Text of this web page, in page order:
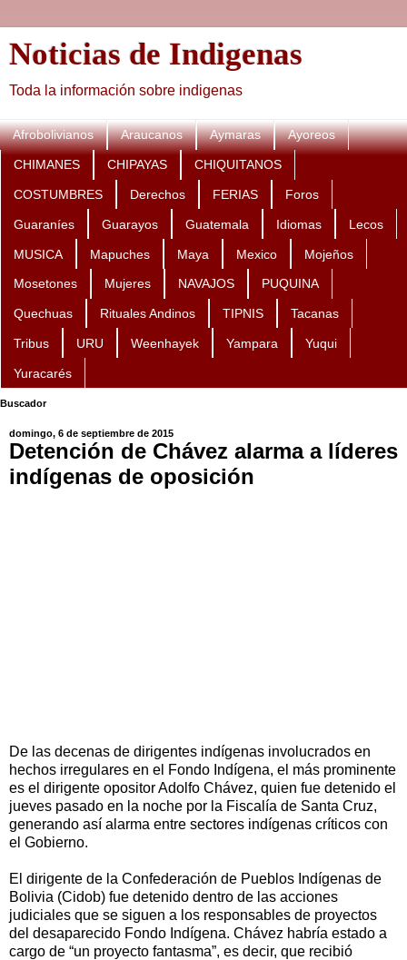
Noticias de Indigenas
Toda la información sobre indigenas
Afrobolivianos Araucanos Aymaras Ayoreos
CHIMANES CHIPAYAS CHIQUITANOS
COSTUMBRES Derechos FERIAS Foros
Guaraníes Guarayos Guatemala Idiomas Lecos
MUSICA Mapuches Maya Mexico Mojeños
Mosetones Mujeres NAVAJOS PUQUINA
Quechuas Rituales Andinos TIPNIS Tacanas
Tribus URU Weenhayek Yampara Yuqui
Yuracarés
Buscador
domingo, 6 de septiembre de 2015
Detención de Chávez alarma a líderes
indígenas de oposición
De las decenas de dirigentes indígenas involucrados en
hechos irregulares en el Fondo Indígena, el más prominente
es el dirigente opositor Adolfo Chávez, quien fue detenido el
jueves pasado en la noche por la Fiscalía de Santa Cruz,
generando así alarma entre sectores indígenas críticos con
el Gobierno.
El dirigente de la Confederación de Pueblos Indígenas de
Bolivia (Cidob) fue detenido dentro de las acciones
judiciales que se siguen a los responsables de proyectos
del desaparecido Fondo Indígena. Chávez habría estado a
cargo de “un proyecto fantasma”, es decir, que recibió